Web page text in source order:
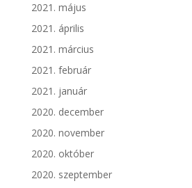
2021. május
2021. április
2021. március
2021. február
2021. január
2020. december
2020. november
2020. október
2020. szeptember